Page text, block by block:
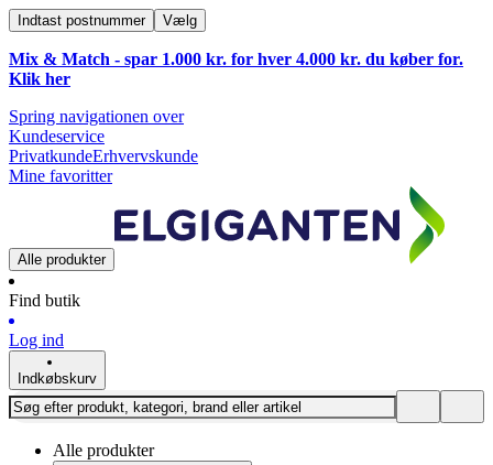
Indtast postnummer Vælg
Mix & Match - spar 1.000 kr. for hver 4.000 kr. du køber for.
Klik her
Spring navigationen over
Kundeservice
PrivatkundeErhvervskunde
Mine favoritter
Alle produkter
Find butik
Log ind
Indkøbskurv
Alle produkter